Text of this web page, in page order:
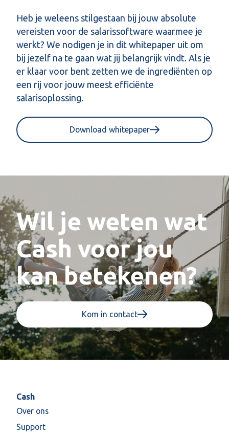
Heb je weleens stilgestaan bij jouw absolute
vereisten voor de salarissoftware waarmee je
werkt? We nodigen je in dit whitepaper uit om
bij jezelf na te gaan wat jij belangrijk vindt. Als je
er klaar voor bent zetten we de ingrediënten op
een rij voor jouw meest efficiënte
salarisoplossing.
Download whitepaper
Wil je weten wat
Cash voor jou
kan betekenen?
Kom in contact
Cash
Over ons
Support